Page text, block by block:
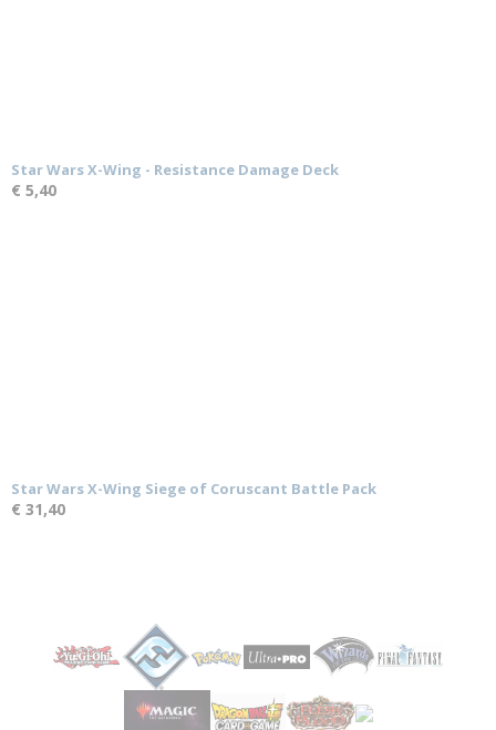
Star Wars X-Wing - Resistance Damage Deck
€ 5,40
Star Wars X-Wing Siege of Coruscant Battle Pack
€ 31,40